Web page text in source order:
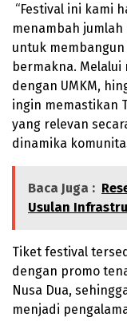
“Festival ini kami
menambah
untuk
bermakna. Melalui
dengan UMKM,
ingin memastikan
yang relevan
dinamika
Baca Juga :
Usulan
Tiket festival
dengan promo
Nusa Dua,
menjadi